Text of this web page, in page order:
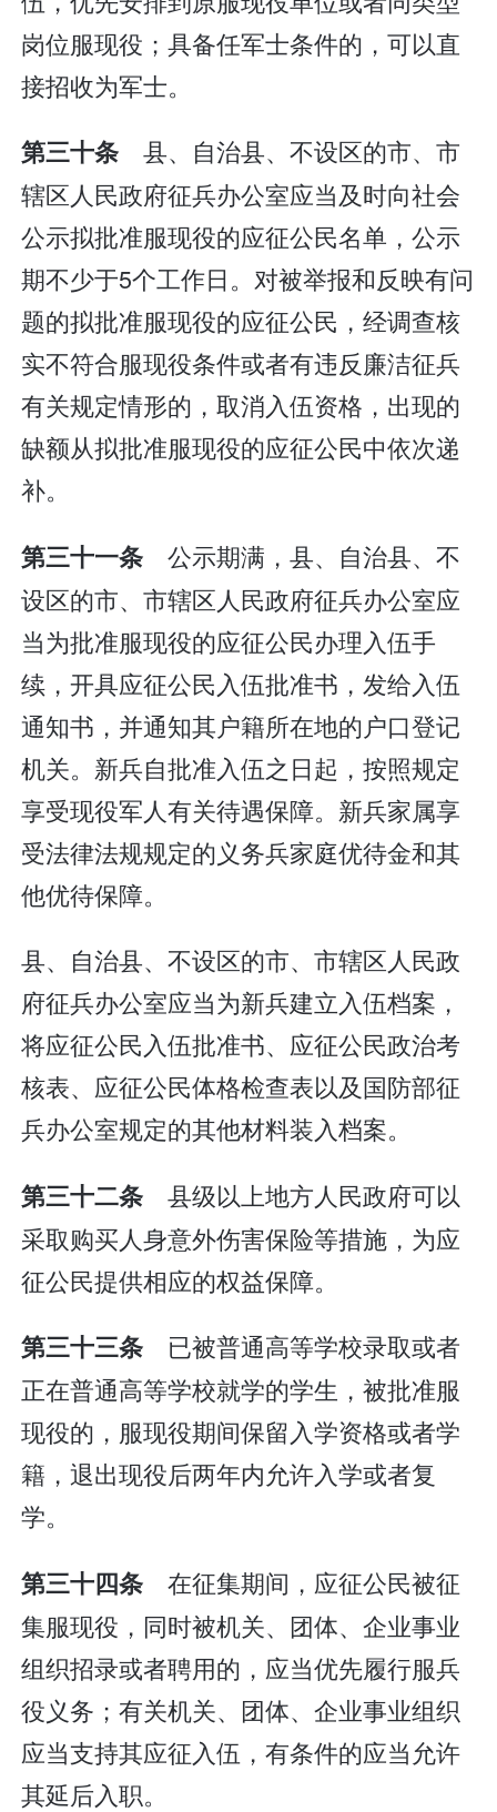
岗位服现役；具备任军士条件的，可以直
接招收为军士。
第三十条 县、自治县、不设区的市、市
辖区人民政府征兵办公室应当及时向社会
公示拟批准服现役的应征公民名单，公示
期不少于5个工作日。对被举报和反映有问
题的拟批准服现役的应征公民，经调查核
实不符合服现役条件或者有违反廉洁征兵
有关规定情形的，取消入伍资格，出现的
缺额从拟批准服现役的应征公民中依次递
补。
第三十一条 公示期满，县、自治县、不
设区的市、市辖区人民政府征兵办公室应
当为批准服现役的应征公民办理入伍手
续，开具应征公民入伍批准书，发给入伍
通知书，并通知其户籍所在地的户口登记
机关。新兵自批准入伍之日起，按照规定
享受现役军人有关待遇保障。新兵家属享
受法律法规规定的义务兵家庭优待金和其
他优待保障。
县、自治县、不设区的市、市辖区人民政
府征兵办公室应当为新兵建立入伍档案，
将应征公民入伍批准书、应征公民政治考
核表、应征公民体格检查表以及国防部征
兵办公室规定的其他材料装入档案。
第三十二条 县级以上地方人民政府可以
采取购买人身意外伤害保险等措施，为应
征公民提供相应的权益保障。
第三十三条 已被普通高等学校录取或者
正在普通高等学校就学的学生，被批准服
现役的，服现役期间保留入学资格或者学
籍，退出现役后两年内允许入学或者复
学。
第三十四条 在征集期间，应征公民被征
集服现役，同时被机关、团体、企业事业
组织招录或者聘用的，应当优先履行服兵
役义务；有关机关、团体、企业事业组织
应当支持其应征入伍，有条件的应当允许
其延后入职。